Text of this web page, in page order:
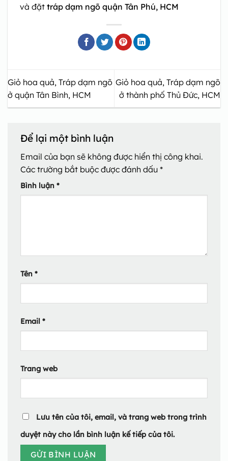
và đặt tráp dạm ngõ quận Tân Phú, HCM
Giỏ hoa quả, Tráp dạm ngõ
ở quận Tân Bình, HCM
Giỏ hoa quả, Tráp dạm ngõ
ở thành phố Thủ Đức, HCM
Để lại một bình luận
Email của bạn sẽ không được hiển thị công khai.
Các trường bắt buộc được đánh dấu *
Bình luận *
Tên *
Email *
Trang web
Lưu tên của tôi, email, và trang web trong trình
duyệt này cho lần bình luận kế tiếp của tôi.